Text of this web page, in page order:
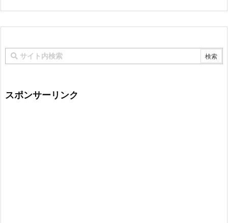
スポンサーリンク